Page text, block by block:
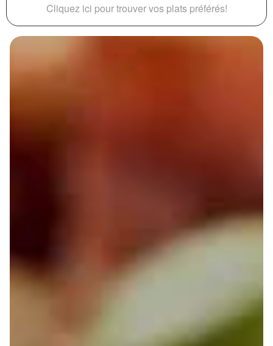
Cliquez ici pour trouver vos plats préférés!